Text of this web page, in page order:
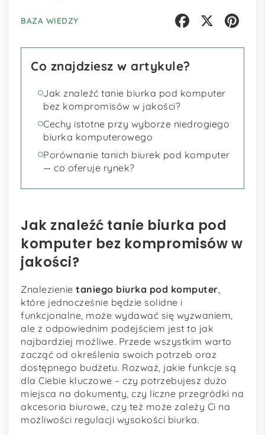
BAZA WIEDZY
Co znajdziesz w artykule?
Jak znaleźć tanie biurka pod komputer
bez kompromisów w jakości?
Cechy istotne przy wyborze niedrogiego
biurka komputerowego
Porównanie tanich biurek pod komputer
— co oferuje rynek?
Jak znaleźć tanie biurka pod
komputer bez kompromisów w
jakości?
Znalezienie taniego biurka pod komputer
które jednocześnie będzie solidne i
funkcjonalne, może wydawać się wyzwaniem,
ale z odpowiednim podejściem jest to jak
najbardziej możliwe. Przede wszystkim warto
zacząć od określenia swoich potrzeb oraz
dostępnego budżetu. Rozważ, jakie funkcje są
dla Ciebie kluczowe – czy potrzebujesz dużo
miejsca na dokumenty, czy liczne przegródki na
akcesoria biurowe, czy też może zależy Ci na
możliwości regulacji wysokości biurka.